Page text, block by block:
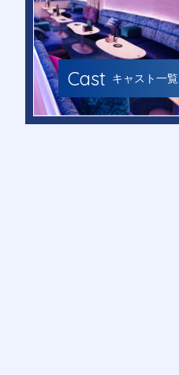
Cast キャスト一覧